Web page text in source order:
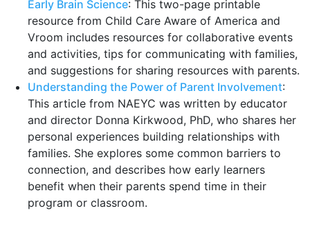
Early Brain Science: This two-page printable
resource from Child Care Aware of America and
Vroom includes resources for collaborative events
and activities, tips for communicating with families,
and suggestions for sharing resources with parents.
Understanding the Power of Parent Involvement:
This article from NAEYC was written by educator
and director Donna Kirkwood, PhD, who shares her
personal experiences building relationships with
families. She explores some common barriers to
connection, and describes how early learners
benefit when their parents spend time in their
program or classroom.